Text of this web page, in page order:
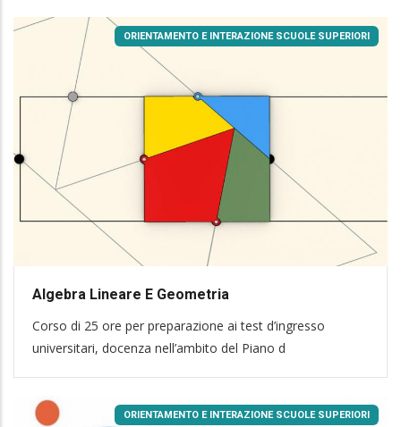
ORIENTAMENTO E INTERAZIONE SCUOLE SUPERIORI
Algebra Lineare E Geometria
Corso di 25 ore per preparazione ai test d’ingresso
universitari, docenza nell’ambito del Piano d
ORIENTAMENTO E INTERAZIONE SCUOLE SUPERIORI